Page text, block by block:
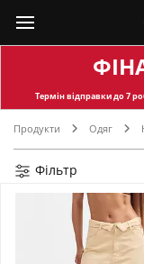
Термін відправкидо 7
Продукти Одяг
Фільтр